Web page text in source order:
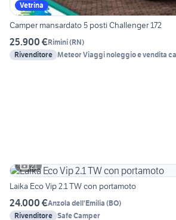
Vetrina
Camper mansardato 5 posti Challenger 172
25.900 €Rimini(RN)
Rivenditore Meteor Viaggi noleggio e vendita
21
Laika Eco Vip 2.1 TW con portamoto
24.000 €Anzola dell'Emilia (BO)
Rivenditore Safe Camper